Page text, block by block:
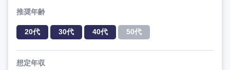
推奨年齢
20代 30代 40代 50代
想定年収